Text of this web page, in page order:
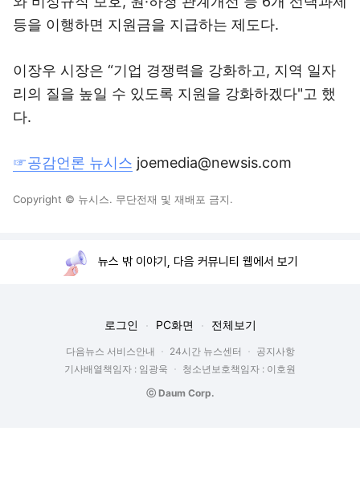
등을 이행하면 지원금을 지급하는 제도다.
이장우 시장은 “기업 경쟁력을 강화하고, 지역 일자
리의 질을 높일 수 있도록 지원을 강화하겠다"고 했
다.
☞공감언론 뉴시스 joemedia@newsis.com
Copyright © 뉴시스. 무단전재 및 재배포 금지.
뉴스 밖 이야기, 다음 커뮤니티 웹에서 보기
로그인 PC화면 전체보기
다음뉴스 서비스안내 24시간 뉴스센터
공지사항
기사배열책임자 : 임광욱
청소년보호책임자 : 이호원
ⓒ Daum Corp.